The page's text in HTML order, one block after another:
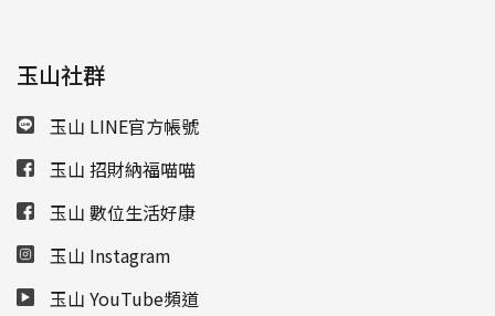
玉山社群
玉山 LINE官方帳號
玉山 招財納福喵喵
玉山 數位生活好康
玉山 Instagram
玉山 YouTube頻道